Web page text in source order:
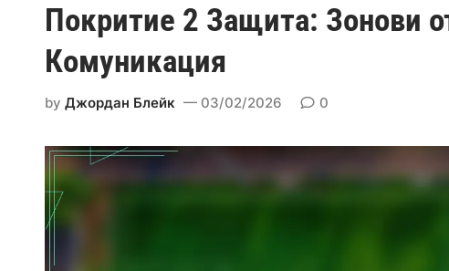
t
e
d
n
Покритие 2 Защита: Зонови
Комуникация
by Джордан Блейк 03/02/2026 0